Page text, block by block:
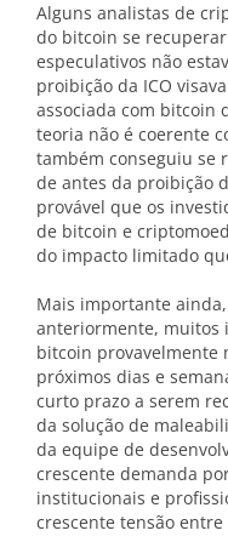
Alguns analistas de
do bitcoin se
especulativos não
proibição da ICO
associada com bitcoin
teoria não é coerente
também conseguiu se
de antes da proibição
provável que os
de bitcoin e
do impacto limitado
Mais importante
anteriormente, muitos
bitcoin provavelmente
próximos dias e
curto prazo a serem
da solução de
da equipe de
crescente demanda
institucionais e
crescente tensão entre